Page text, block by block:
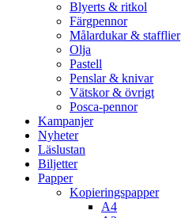
Blyerts & ritkol
Färgpennor
Målardukar & stafflier
Olja
Pastell
Penslar & knivar
Vätskor & övrigt
Posca-pennor
Kampanjer
Nyheter
Läslustan
Biljetter
Papper
Kopieringspapper
A4